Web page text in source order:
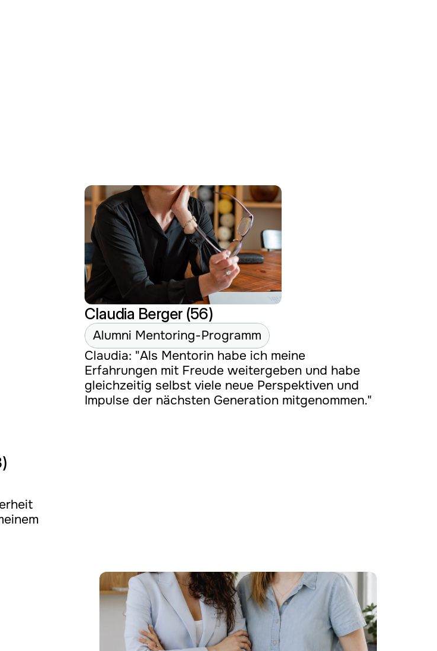
Claudia Berger (56)
Alumni Mentoring-Programm
Claudia: "Als Mentorin habe ich meine
Erfahrungen mit Freude weitergeben und habe
gleichzeitig selbst viele neue Perspektiven und
Impulse der nächsten Generation mitgenommen."